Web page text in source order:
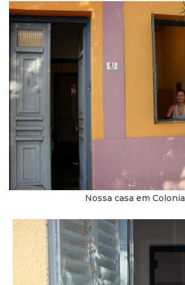
Nossa casa em Colonia